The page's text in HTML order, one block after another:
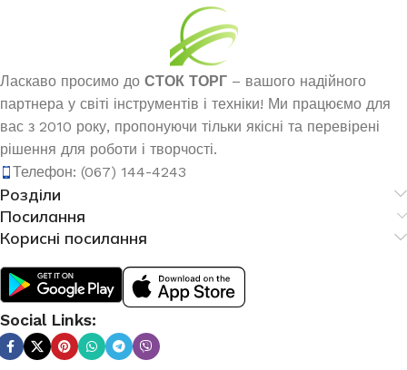
Ласкаво просимо до СТОК ТОРГ – вашого надійного
партнера у світі інструментів і техніки! Ми працюємо для
вас з 2010 року, пропонуючи тільки якісні та перевірені
рішення для роботи і творчості.
Телефон: (067) 144-4243
Розділи
Посилання
Корисні посилання
Social Links: